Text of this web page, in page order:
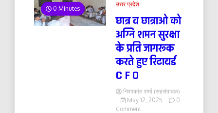
0 Minutes
उत्तर प्रदेश
छात्र व छात्राओ को
अग्नि शमन सुरक्षा
के प्रति जागरूक
करते हुए रिटायर्ड
C F O
निशाकांत शर्मा (सहसंपादक)
May 12, 2025
0
Commenton